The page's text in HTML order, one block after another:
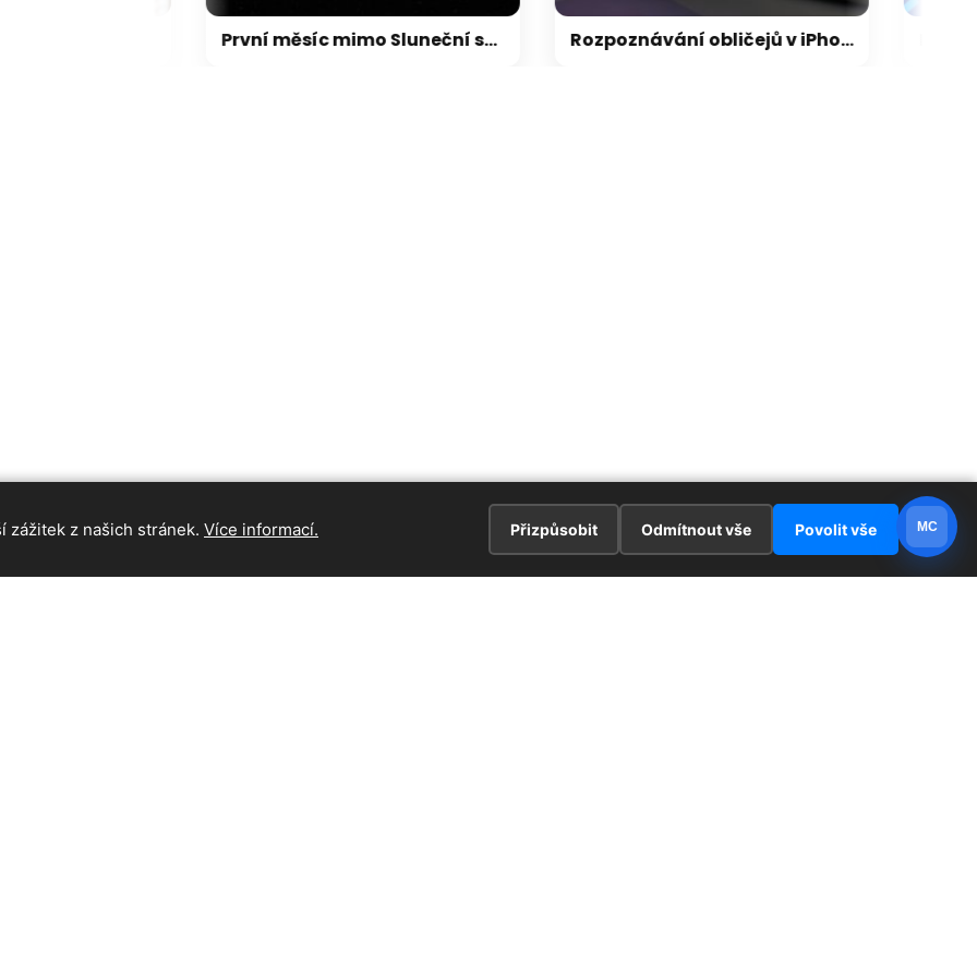
První měsíc mimo Sluneční soustavu: Vědci možná objevili výjimečný systém Rozpoznávání obličejů v iPhonu může Apple přijít extrémně draho
zážitek z našich stránek. Více informací. Přizpůsobit Odmítnout vše Povolit vše MC